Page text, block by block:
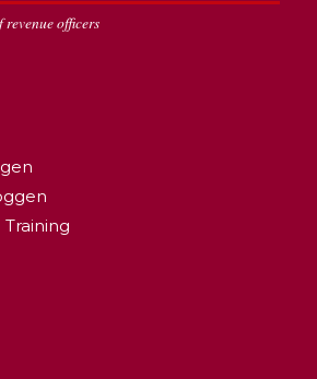
officers
Training